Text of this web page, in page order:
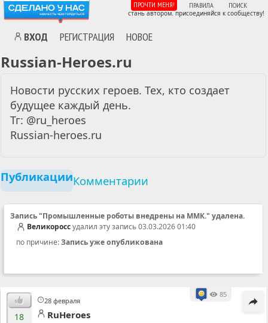
ВХОД РЕГИСТРАЦИЯ НОВОЕ
ПРОЧТИ МЕНЯ! ПРАВИЛА ПОИСК
стань автором. присоединяйся к сообществу!
Russian-Heroes.ru
Новости русских героев. Тех, кто создает
будущее каждый день.
Тг: @ru_heroes
Russian-heroes.ru
ПубликацииКомментарии
Запись "Промышленные роботы внедрены на ММК." удалена.
Великороссудалил эту запись 03.03.2026 01:40
по причине:Запись уже опубликована
28 февраля
85
18 RuHeroes